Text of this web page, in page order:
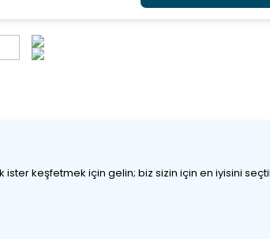
keşfetmek için gelin; biz sizin için en iyisini